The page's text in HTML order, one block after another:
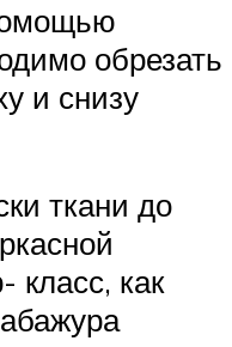
обрезать
и снизу
ткани до
класс, как